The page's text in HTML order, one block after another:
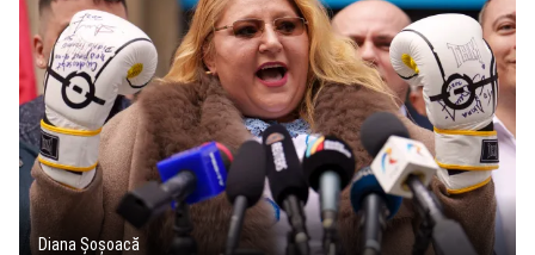
Diana Șoșoacă